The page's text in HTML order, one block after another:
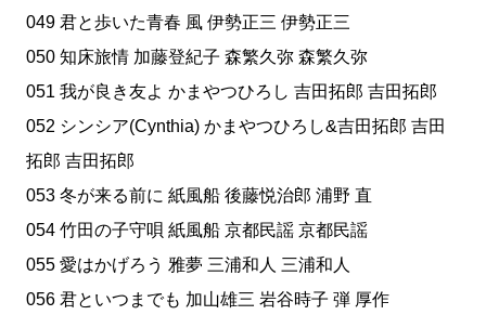
049 君と歩いた青春 風 伊勢正三 伊勢正三
050 知床旅情 加藤登紀子 森繁久弥 森繁久弥
051 我が良き友よ かまやつひろし 吉田拓郎 吉田拓郎
052 シンシア(Cynthia) かまやつひろし&吉田拓郎 吉田
拓郎 吉田拓郎
053 冬が来る前に 紙風船 後藤悦治郎 浦野 直
054 竹田の子守唄 紙風船 京都民謡 京都民謡
055 愛はかげろう 雅夢 三浦和人 三浦和人
056 君といつまでも 加山雄三 岩谷時子 弾 厚作